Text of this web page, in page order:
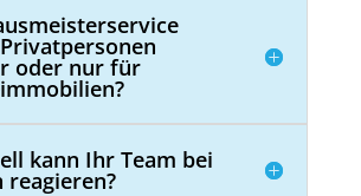
oder nur für
kann Ihr Team bei